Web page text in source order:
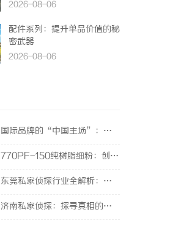
2026-08-06
配件系列：提升单品价值的秘
密武器
2026-08-06
国际品牌的“中国主场”：北京商标律师在跨境维权中的战略支点
770PF-150纯树脂细粉：创新材料的未来
东莞私家侦探行业全解析：服务内容与法律边界详解
济南私家侦探：探寻真相的隐秘守护者